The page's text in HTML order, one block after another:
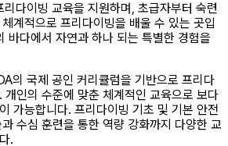
다이빙 교육을 지원하며, 초급자부터 숙련
계적으로 프리다이빙을 배울 수 있는 곳입
바다에서 자연과 하나 되는 특별한 경험을
의 국제 공인 커리큘럼을 기반으로 프리다
개인의 수준에 맞춘 체계적인 교육으로 보다
가능합니다. 프리다이빙 기초 및 기본 안전
수심 훈련을 통한 역량 강화까지 다양한 교
.